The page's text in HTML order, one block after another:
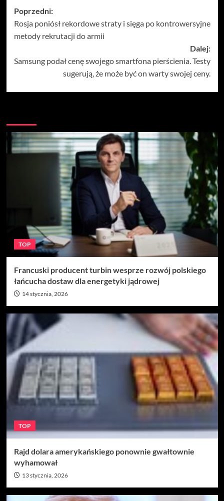
Zobacz
wpisy
Poprzedni:
Rosja poniósł rekordowe straty i sięga po kontrowersyjne
metody rekrutacji do armii
Dalej:
Samsung podał cenę swojego smartfona pierścienia. Testy
sugerują, że może być on warty swojej ceny.
TOP
Francuski producent turbin wesprze rozwój polskiego
łańcucha dostaw dla energetyki jądrowej
14 stycznia, 2026
TOP
Rajd dolara amerykańskiego ponownie gwałtownie
wyhamował
13 stycznia, 2026